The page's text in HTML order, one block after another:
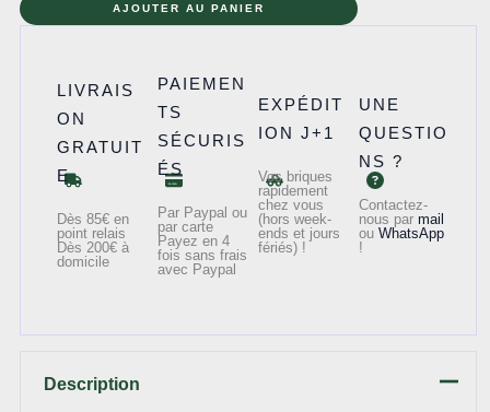
Peru
AJOUTER AU PANIER
LIVRAIS
ON
GRATUIT
E
Dès 85€ en
point relais
Dès 200€ à
domicile
PAIEMEN
TS
SÉCURIS
ÉS
Par Paypal ou
par carte
Payez en 4
fois sans frais
avec Paypal
EXPÉDIT
ION J+1
Vos briques
rapidement
chez vous
(hors week-
ends et jours
fériés) !
UNE
QUESTIO
NS ?
Contactez-
nous par mail
ou WhatsApp
!
Description